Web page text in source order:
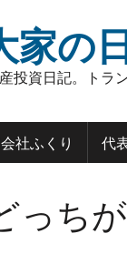
家の
投資日記。ト
社ふくり 代
ち